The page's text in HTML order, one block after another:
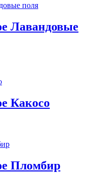
Лавандовые
Какосо
Пломбир